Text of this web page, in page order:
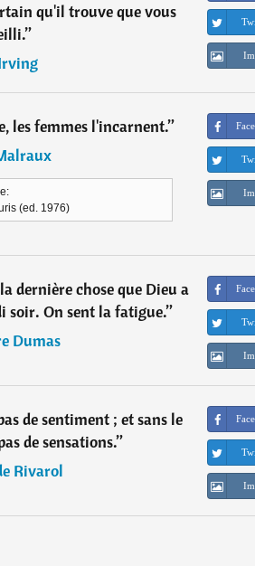
qu'il trouve que vous
”
les femmes l'incarnent.”
(ed. 1976)
dernière chose que Dieu a
soir. On sent la fatigue.”
Dumas
de sentiment ; et sans le
de sensations.”
Rivarol